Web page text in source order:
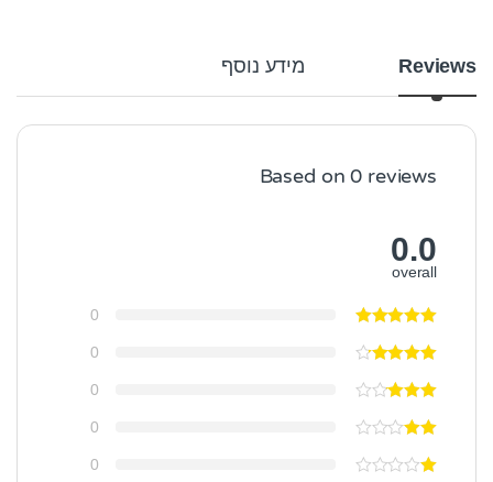
Reviews מידע נוסף
Based on 0 reviews
0.0
overall
0
0
0
0
0